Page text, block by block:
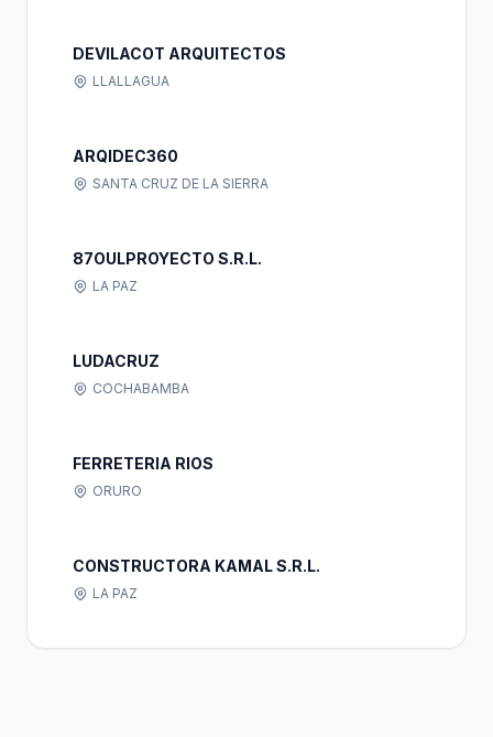
DEVILACOT ARQUITECTOS
LLALLAGUA
ARQIDEC360
SANTA CRUZ DE LA SIERRA
87OULPROYECTO S.R.L.
LA PAZ
LUDACRUZ
COCHABAMBA
FERRETERIA RIOS
ORURO
CONSTRUCTORA KAMAL S.R.L.
LA PAZ